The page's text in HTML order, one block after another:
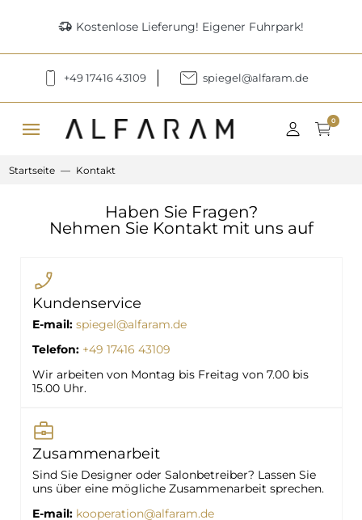
delivery_truck_speed Kostenlose Lieferung! Eigener Fuhrpark!
+49 17416 43109 spiegel@alfaram.de
menu 0
Startseite Kontakt
Haben Sie Fragen?
Nehmen Sie Kontakt mit uns auf
Kundenservice
E-mail: spiegel@alfaram.de
Telefon: +49 17416 43109
Wir arbeiten von Montag bis Freitag von 7.00 bis
15.00 Uhr.
Zusammenarbeit
Sind Sie Designer oder Salonbetreiber? Lassen Sie
uns über eine mögliche Zusammenarbeit sprechen.
E-mail: kooperation@alfaram.de